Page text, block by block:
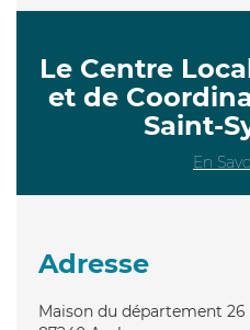
Le Centre
et de
Saint-
En
Adresse
Maison du département